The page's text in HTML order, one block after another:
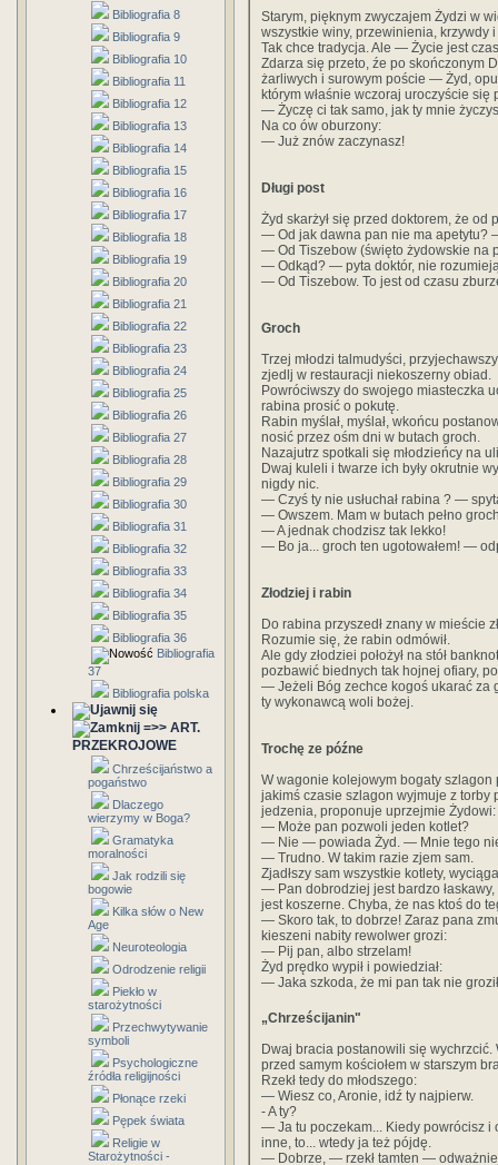
Bibliografia 8
Bibliografia 9
Bibliografia 10
Bibliografia 11
Bibliografia 12
Bibliografia 13
Bibliografia 14
Bibliografia 15
Bibliografia 16
Bibliografia 17
Bibliografia 18
Bibliografia 19
Bibliografia 20
Bibliografia 21
Bibliografia 22
Bibliografia 23
Bibliografia 24
Bibliografia 25
Bibliografia 26
Bibliografia 27
Bibliografia 28
Bibliografia 29
Bibliografia 30
Bibliografia 31
Bibliografia 32
Bibliografia 33
Bibliografia 34
Bibliografia 35
Bibliografia 36
Bibliografia
37
Bibliografia polska
=>> ART.
PRZEKROJOWE
Chrześcijaństwo a
pogaństwo
Dlaczego
wierzymy w Boga?
Gramatyka
moralności
Jak rodzili się
bogowie
Kilka słów o New
Age
Neuroteologia
Odrodzenie religii
Piekło w
starożytności
Przechwytywanie
symboli
Psychologiczne
źródła religijności
Płonące rzeki
Pępek świata
Religie w
Starożytności -
Starym, pięknym zwyczajem Żydzi w
wszystkie winy, przewinienia, krzywdy
Tak chce tradycja. Ale — Życie jest
Zdarza się przeto, źe po skończonym
żarliwych i surowym poście — Żyd,
którym właśnie wczoraj uroczyście
— Życzę ci tak samo, jak ty mnie
Na co ów oburzony:
— Już znów zaczynasz!
Długi post
Żyd skarżył się przed doktorem, że
— Od jak dawna pan nie ma apetytu?
— Od Tiszebow (święto żydowskie na
— Odkąd? — pyta doktór, nie
— Od Tiszebow. To jest od czasu
Groch
Trzej młodzi talmudyści,
zjedlj w restauracji niekoszerny obiad.
Powróciwszy do swojego miasteczka
rabina prosić o pokutę.
Rabin myślał, myślał, wkońcu
nosić przez ośm dni w butach groch.
Nazajutrz spotkali się młodzieńcy na
Dwaj kuleli i twarze ich były okrutnie
nigdy nic.
— Czyś ty nie usłuchał rabina ? —
— Owszem. Mam w butach pełno
— A jednak chodzisz tak lekko!
— Bo ja... groch ten ugotowałem! —
Złodziej i rabin
Do rabina przyszedł znany w mieście
Rozumie się, że rabin odmówił.
Ale gdy złodziei położył na stół
pozbawić biednych tak hojnej ofiary,
— Jeżeli Bóg zechce kogoś ukarać za
ty wykonawcą woli bożej.
Trochę ze późne
W wagonie kolejowym bogaty szlagon
jakimś czasie szlagon wyjmuje z
jedzenia, proponuje uprzejmie Żydowi:
— Może pan pozwoli jeden kotlet?
— Nie — powiada Żyd. — Mnie tego
— Trudno. W takim razie zjem sam.
Zjadłszy sam wszystkie kotlety,
— Pan dobrodziej jest bardzo
jest koszerne. Chyba, że nas ktoś do
— Skoro tak, to dobrze! Zaraz pana
kieszeni nabity rewolwer grozi:
— Pij pan, albo strzelam!
Żyd prędko wypił i powiedział:
— Jaka szkoda, że mi pan tak nie
„Chrześcijanin"
Dwaj bracia postanowili się wychrzcić.
przed samym kościołem w starszym
Rzekł tedy do młodszego:
— Wiesz co, Aronie, idź ty najpierw.
- A ty?
— Ja tu poczekam... Kiedy powrócisz
inne, to... wtedy ja też pójdę.
— Dobrze, — rzekł tamten —